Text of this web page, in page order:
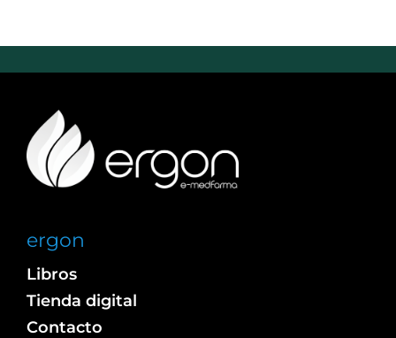
ergon
Libros
Tienda digital
Contacto